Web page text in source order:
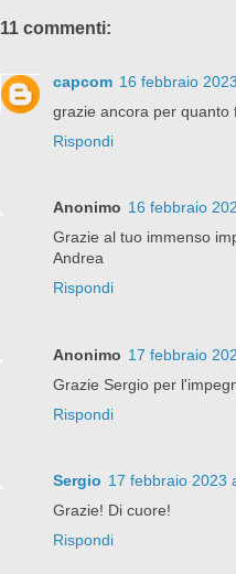
11 commenti:
capcom 16 febbraio
grazie ancora per quanto
Rispondi
Anonimo 16 febbraio
Grazie al tuo immenso
Andrea
Rispondi
Anonimo 17 febbraio
Grazie Sergio per
Rispondi
Sergio 17 febbraio 2023
Grazie! Di cuore!
Rispondi